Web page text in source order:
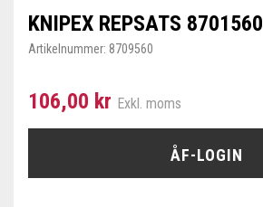
KNIPEX REPSATS 8701560
Artikelnummer: 8709560
106,00 kr Exkl. moms
ÅF-LOGIN